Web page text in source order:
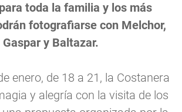
toda la familia y los más
fotografiarse con Melchor,
Gaspar y Baltazar.
enero, de 18 a 21, la Costanera
y alegría con la visita de los